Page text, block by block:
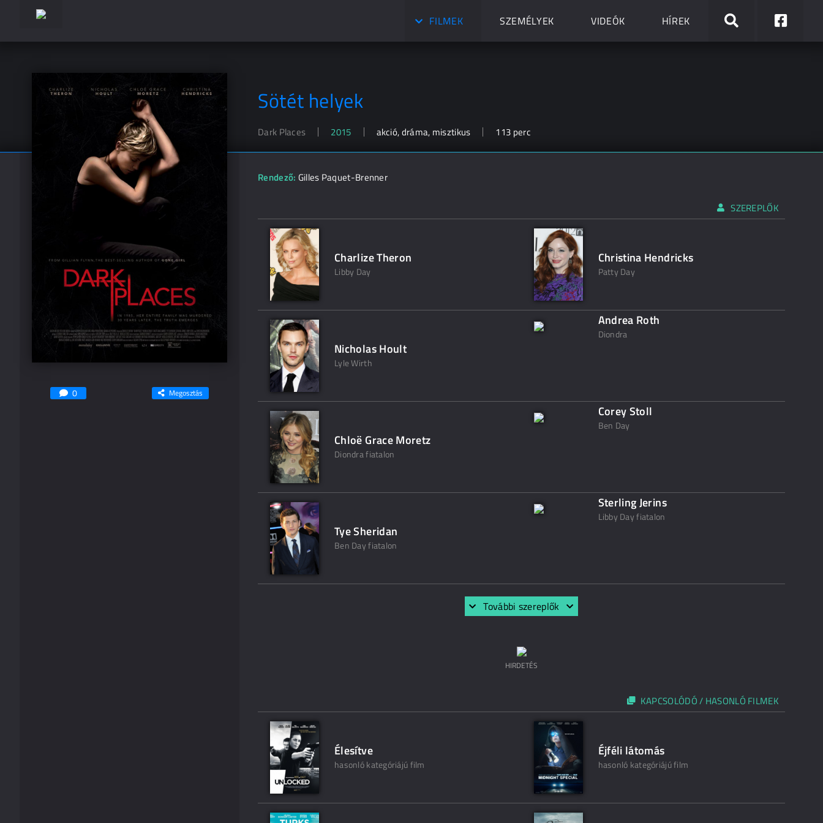
FILMEK SZEMÉLYEK VIDEÓK HÍREK
Sötét helyek
Dark Places 2015 akció, dráma, misztikus 113 perc
0 Megosztás
Rendező: Gilles Paquet-Brenner
SZEREPLŐK
Charlize Theron
Libby Day
Christina Hendricks
Patty Day
Nicholas Hoult
Lyle Wirth
Andrea Roth
Diondra
Chloë Grace Moretz
Diondra fiatalon
Corey Stoll
Ben Day
Tye Sheridan
Ben Day fiatalon
Sterling Jerins
Libby Day fiatalon
További szereplők
HIRDETÉS
KAPCSOLÓDÓ / HASONLÓ FILMEK
Élesítve
hasonló kategóriájú film
Éjféli látomás
hasonló kategóriájú film